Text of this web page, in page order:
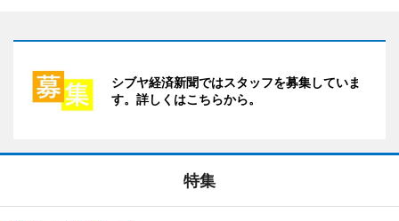
シブヤ経済新聞ではスタッフを募集していま
す。詳しくはこちらから。
特集